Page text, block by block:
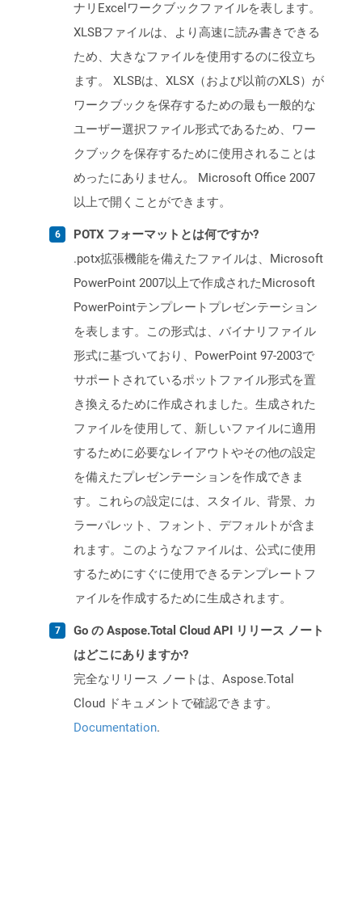
ナリExcelワークブックファイルを表します。
XLSBファイルは、より高速に読み書きできる
ため、大きなファイルを使用するのに役立ち
ます。 XLSBは、XLSX（および以前のXLS）が
ワークブックを保存するための最も一般的な
ユーザー選択ファイル形式であるため、ワー
クブックを保存するために使用されることは
めったにありません。 Microsoft Office 2007
以上で開くことができます。
POTX フォーマットとは何ですか?
.potx拡張機能を備えたファイルは、Microsoft
PowerPoint 2007以上で作成されたMicrosoft
PowerPointテンプレートプレゼンテーション
を表します。この形式は、バイナリファイル
形式に基づいており、PowerPoint 97-2003で
サポートされているポットファイル形式を置
き換えるために作成されました。生成された
ファイルを使用して、新しいファイルに適用
するために必要なレイアウトやその他の設定
を備えたプレゼンテーションを作成できま
す。これらの設定には、スタイル、背景、カ
ラーパレット、フォント、デフォルトが含ま
れます。このようなファイルは、公式に使用
するためにすぐに使用できるテンプレートフ
ァイルを作成するために生成されます。
Go の Aspose.Total Cloud API リリース ノート
はどこにありますか?
完全なリリース ノートは、Aspose.Total
Cloud ドキュメントで確認できます。
Documentation.